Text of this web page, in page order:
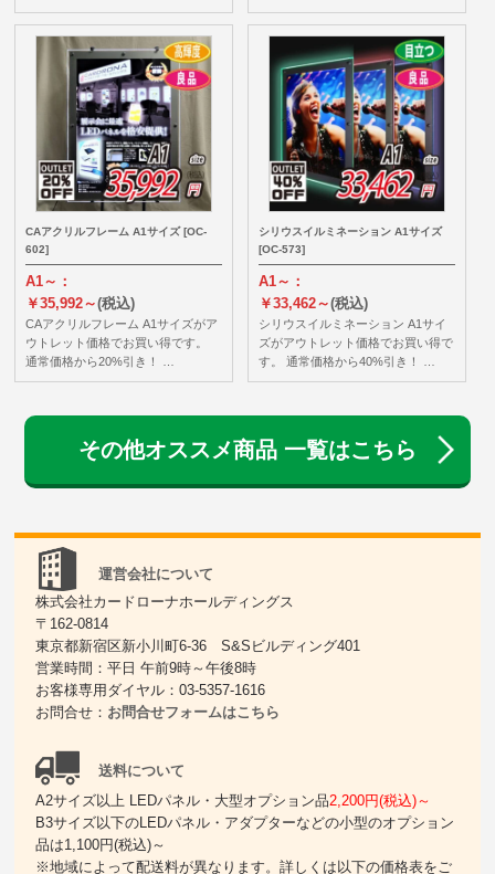
CAアクリルフレーム A1サイズ [OC-
602]
A1～：
￥35,992～(税込)
CAアクリルフレーム A1サイズがア
ウトレット価格でお買い得です。
通常価格から20%引き！ …
シリウスイルミネーション A1サイズ
[OC-573]
A1～：
￥33,462～(税込)
シリウスイルミネーション A1サイ
ズがアウトレット価格でお買い得で
す。 通常価格から40%引き！ …
その他オススメ商品 一覧はこちら
運営会社について
株式会社カードローナホールディングス
〒162-0814
東京都新宿区新小川町6-36 S&Sビルディング401
営業時間：平日 午前9時～午後8時
お客様専用ダイヤル：03-5357-1616
お問合せ： お問合せフォームはこちら
送料について
A2サイズ以上 LEDパネル・大型オプション品2,200円(税込)～
B3サイズ以下のLEDパネル・アダプターなどの小型のオプション
品は1,100円(税込)～
※地域によって配送料が異なります。詳しくは以下の価格表をご